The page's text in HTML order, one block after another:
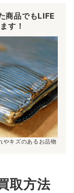
商品でもLIFE
す！
やキズのあるお品物
取方法